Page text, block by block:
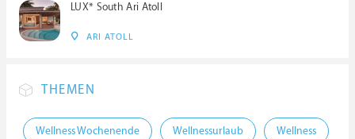
LUX* South Ari Atoll
ARI ATOLL
THEMEN
Wellness Wochenende Wellnessurlaub Wellness